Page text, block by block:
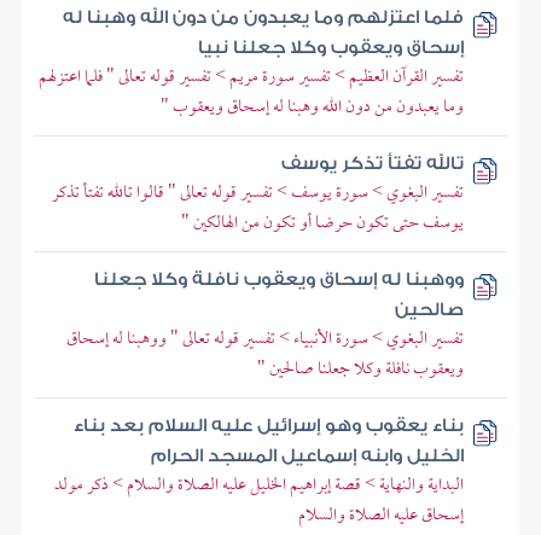
فلما اعتزلهم وما يعبدون من دون الله وهبنا له
إسحاق ويعقوب وكلا جعلنا نبيا
تفسير القرآن العظيم > تفسير سورة مريم > تفسير قوله تعالى " فلما اعتزلهم
وما يعبدون من دون الله وهبنا له إسحاق ويعقوب "
تالله تفتأ تذكر يوسف
تفسير البغوي > سورة يوسف > تفسير قوله تعالى " قالوا تالله تفتأ تذكر
يوسف حتى تكون حرضا أو تكون من الهالكين "
ووهبنا له إسحاق ويعقوب نافلة وكلا جعلنا
صالحين
تفسير البغوي > سورة الأنبياء > تفسير قوله تعالى " ووهبنا له إسحاق
ويعقوب نافلة وكلا جعلنا صالحين "
بناء يعقوب وهو إسرائيل عليه السلام بعد بناء
الخليل وابنه إسماعيل المسجد الحرام
البداية والنهاية > قصة إبراهيم الخليل عليه الصلاة والسلام > ذكر مولد
إسحاق عليه الصلاة والسلام